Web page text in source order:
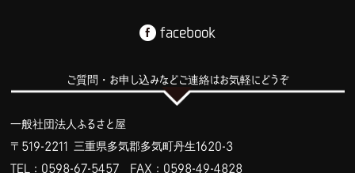
facebook
ご質問・お申し込みなどご連絡はお気軽にどうぞ
一般社団法人ふるさと屋
〒519-2211 三重県多気郡多気町丹生1620-3
TEL：0598-67-5457 FAX：0598-49-4828